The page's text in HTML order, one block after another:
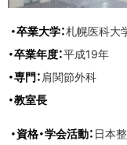
・卒業大学：札幌医科大
・卒業年度：平成19年
・専門： 肩関節外科
・教室長
・資格・学会活動： 日本